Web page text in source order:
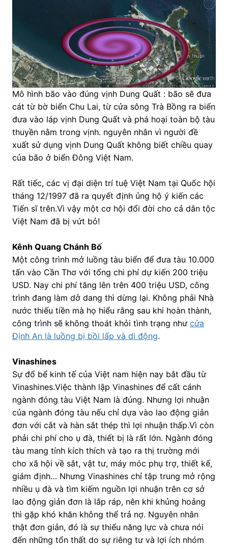
Mô hình bão vào đúng vịnh Dung Quất : bão sẽ đưa
cát từ bờ biển Chu Lai, từ cửa sông Trà Bồng ra biển
đưa vào láp vịnh Dung Quất và phá hoại toàn bộ tàu
thuyền nằm trong vịnh. nguyên nhân vì người đề
xuất sử dụng vịnh Dung Quất không biết chiều quay
của bão ở biển Đông Việt Nam.
Rất tiếc, các vị đại diện trí tuệ Việt Nam tại Quốc hội
tháng 12/1997 đã ra quyết định ủng hộ ý kiến các
Tiến sĩ trên.Vì vậy một cơ hội đổi đời cho cả dân tộc
Việt Nam đã bị vứt bỏ!
Kênh Quang Chánh Bố
Một công trình mở luồng tàu biển để đưa tàu 10.000
tấn vào Cần Thơ với tổng chi phí dự kiến 200 triệu
USD. Nay chi phí tăng lên trên 400 triệu USD, công
trình đang làm dở dang thì dừng lại. Không phải Nhà
nước thiếu tiền mà họ hiểu rằng sau khi hoàn thành,
công trình sẽ không thoát khỏi tình trạng như cửa
Định An là luồng bị bồi lấp và di động.
Vinashines
Sự đổ bể kinh tế của Việt nam hiện nay bắt đầu từ
Vinashines.Việc thành lập Vinashines để cất cánh
ngành đóng tàu Việt Nam là đúng. Nhưng lợi nhuận
của ngành đóng tàu nếu chỉ dựa vào lao động giản
đơn với cắt và hàn sắt thép thì lợi nhuận thấp.Vì còn
phải chi phí cho ụ đà, thiết bị là rất lớn. Ngành đóng
tàu mang tính kích thích và tạo ra thị trường mới
cho xã hội về sắt, vật tư, máy móc phụ trợ, thiết kế,
giám định… Nhưng Vinashines chỉ tập trung mở rộng
nhiều ụ đà và tìm kiếm nguồn lợi nhuận trên cơ sở
lao động giản đơn là lắp ráp, nên khi khủng hoảng
thì gặp khó khăn không thể trả nợ. Nguyên nhân
thật đơn giản, đó là sự thiếu năng lực và chưa nói
đến những tổn thất do sự riêng tư và lợi ích nhóm